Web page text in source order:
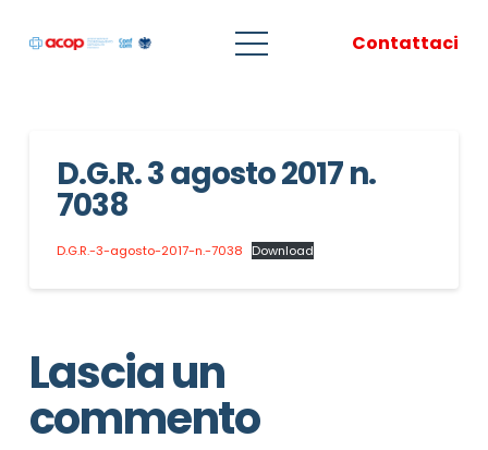
Contattaci
D.G.R. 3 agosto 2017 n.
7038
D.G.R.-3-agosto-2017-n.-7038 Download
Lascia un
commento